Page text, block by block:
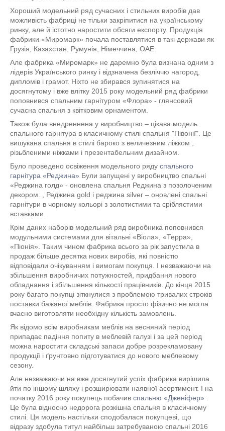
Хороший модельний ряд сучасних і стильних виробів дав
можливість фабриці не тільки закріпитися на українському
ринку, але й істотно наростити обсяги експорту. Продукція
фабрики «Миромарк» почала поставлятися в такі держави як
Грузія, Казахстан, Румунія, Німеччина, ОАЕ.
Але фабрика «Миромарк» не даремно була визнана одним з
лідерів Українського ринку і відзначена безліччю нагород,
дипломів і грамот. Ніхто не збирався зупинятися на
досягнутому і вже влітку 2015 року модельний ряд фабрики
поповнився спальним гарнітуром «Флора» - глянсовий
сучасна спальня з квітковим орнаментом.
Також була внедреннена у виробництво – цікава модель
спального гарнітура в класичному стилі спальня "Півонії". Це
вишукана спальня в стилі бароко з величезним ліжком ,
різьбленими ніжками і презентабельним дизайном.
Було проведено освіження модельного ряду спального
гарнітура «Реджина» Були запущені у виробництво спальні
«Реджина голд» - оновлена спальня Реджина з позолоченим
декором. , Реджина gold і реджина silver – оновлені спальні
гарнітури в чорному кольорі з золотистими та сріблястими
вставками.
Крім даних наборів модельний ряд виробника поповнився
модульними системами для вітальні «Віола», «Терра»,
«Піонія». Таким чином фабрика всього за рік запустила в
продаж більше десятка нових виробів, які повністю
відповідали очікуванням і вимогам покупця. І незважаючи на
збільшення виробничих потужностей, придбання нового
обладнання і збільшення кількості працівників. До кінця 2015
року багато покупці зіткнулися з проблемою тривалих строків
поставки бажаної меблів. Фабрика просто фізично не могла
вчасно виготовляти необхідну кількість замовлень.
Як відомо всім виробникам меблів на весняний період
припадає падіння попиту в меблевій галузі і за цей період
можна наростити складські запаси добре розрекламовану
продукції і ґрунтовно підготуватися до нового меблевому
сезону.
Але незважаючи на вже досягнутий успіх фабрика вирішила
йти по іншому шляху і розширювати наявної асортимент. І на
початку 2016 року покупець побачив спальню «Дженіфер»
Це була відносно недорога розкішна спальня в класичному
стилі. Ця модель настільки сподобалася покупцеві, що
відразу здобула титул найбільш затребуваною спальні 2016